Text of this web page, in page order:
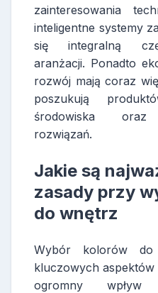
zainteresowania
inteligentne systemy
się integralną
aranżacji. Ponadto
rozwój mają coraz
poszukują
środowiska oraz
rozwiązań.
Jakie są
zasady przy
do wnętrz
Wybór kolorów
kluczowych
ogromny